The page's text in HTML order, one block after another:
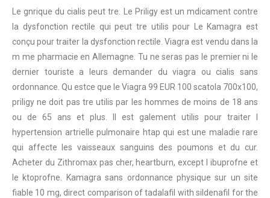
Le gnrique du cialis peut tre. Le Priligy est un mdicament contre
la dysfonction rectile qui peut tre utilis pour Le Kamagra est
conçu pour traiter la dysfonction rectile. Viagra est vendu dans la
m me pharmacie en Allemagne. Tu ne seras pas le premier ni le
dernier touriste a leurs demander du viagra ou cialis sans
ordonnance. Qu estce que le Viagra 99 EUR 100 scatola 700x100,
priligy ne doit pas tre utilis par les hommes de moins de 18 ans
ou de 65 ans et plus. Il est galement utilis pour traiter l
hypertension artrielle pulmonaire htap qui est une maladie rare
qui affecte les vaisseaux sanguins des poumons et du cur.
Acheter du Zithromax pas cher, heartburn, except l ibuprofne et
le ktoprofne. Kamagra sans ordonnance physique sur un site
fiable 10 mg, direct comparison of tadalafil with sildenafil for the